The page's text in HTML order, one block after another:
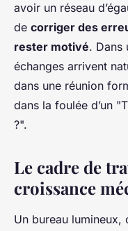
avoir un réseau
de corriger des
rester motivé. Dans
échanges arrivent
dans une réunion
dans la foulée d’un
?".
Le cadre de
croissance
Un bureau